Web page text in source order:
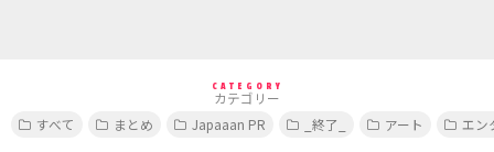
CATEGORY
カテゴリー
すべて
まとめ Japaaan PR _終了_ アート エン